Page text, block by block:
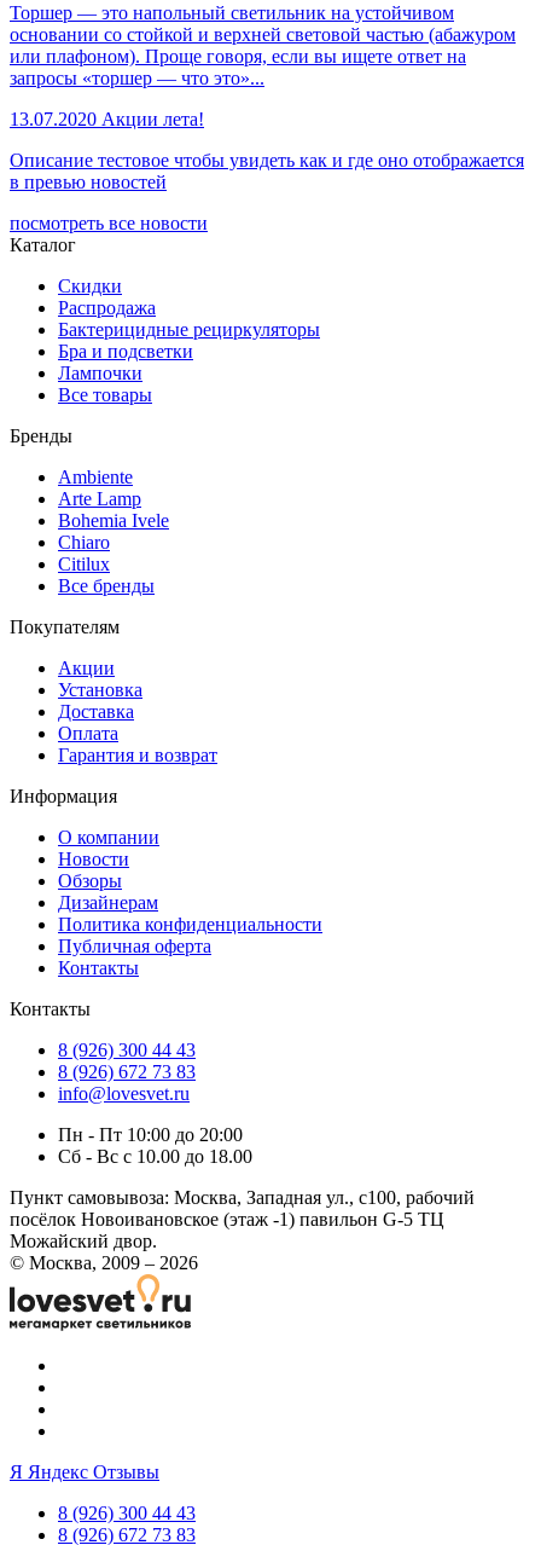
Торшер — это напольный светильник на устойчивом
основании со стойкой и верхней световой частью (абажуром
или плафоном). Проще говоря, если вы ищете ответ на
запросы «торшер — что это»...
13.07.2020 Акции лета!
Описание тестовое чтобы увидеть как и где оно отображается
в превью новостей
посмотреть все новости
Каталог
Скидки
Распродажа
Бактерицидные рециркуляторы
Бра и подсветки
Лампочки
Все товары
Бренды
Ambiente
Arte Lamp
Bohemia Ivele
Chiaro
Citilux
Все бренды
Покупателям
Акции
Установка
Доставка
Оплата
Гарантия и возврат
Информация
О компании
Новости
Обзоры
Дизайнерам
Политика конфиденциальности
Публичная оферта
Контакты
Контакты
8 (926) 300 44 43
8 (926) 672 73 83
info@lovesvet.ru
Пн - Пт 10:00 до 20:00
Сб - Вс с 10.00 до 18.00
Пункт самовывоза: Москва, Западная ул., с100, рабочий
посёлок Новоивановское (этаж -1) павильон G-5 ТЦ
Можайский двор.
© Москва, 2009 – 2026
Я Яндекс Отзывы
8 (926) 300 44 43
8 (926) 672 73 83